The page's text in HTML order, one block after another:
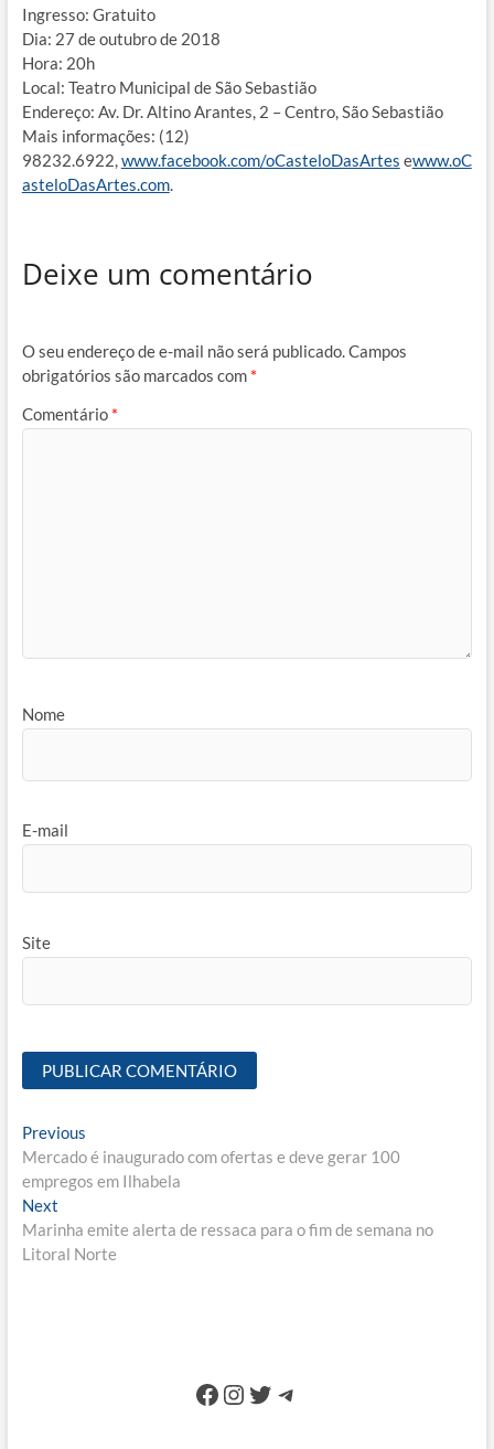
Ingresso: Gratuito
Dia: 27 de outubro de 2018
Hora: 20h
Local: Teatro Municipal de São Sebastião
Endereço: Av. Dr. Altino Arantes, 2 – Centro, São Sebastião
Mais informações: (12)
98232.6922, www.facebook.com/oCasteloDasArtes ewww.oC
asteloDasArtes.com.
Deixe um comentário
O seu endereço de e-mail não será publicado.Campos
obrigatórios são marcados com *
Comentário *
Nome
E-mail
Site
Navegação
de
Post
PreviousPrevious
post:
Mercado é inaugurado com ofertas e deve gerar 100
empregos em Ilhabela
NextNext
post:
Marinha emite alerta de ressaca para o fim de semana no
Litoral Norte
Facebook
Instagram
Twitter
Telegram